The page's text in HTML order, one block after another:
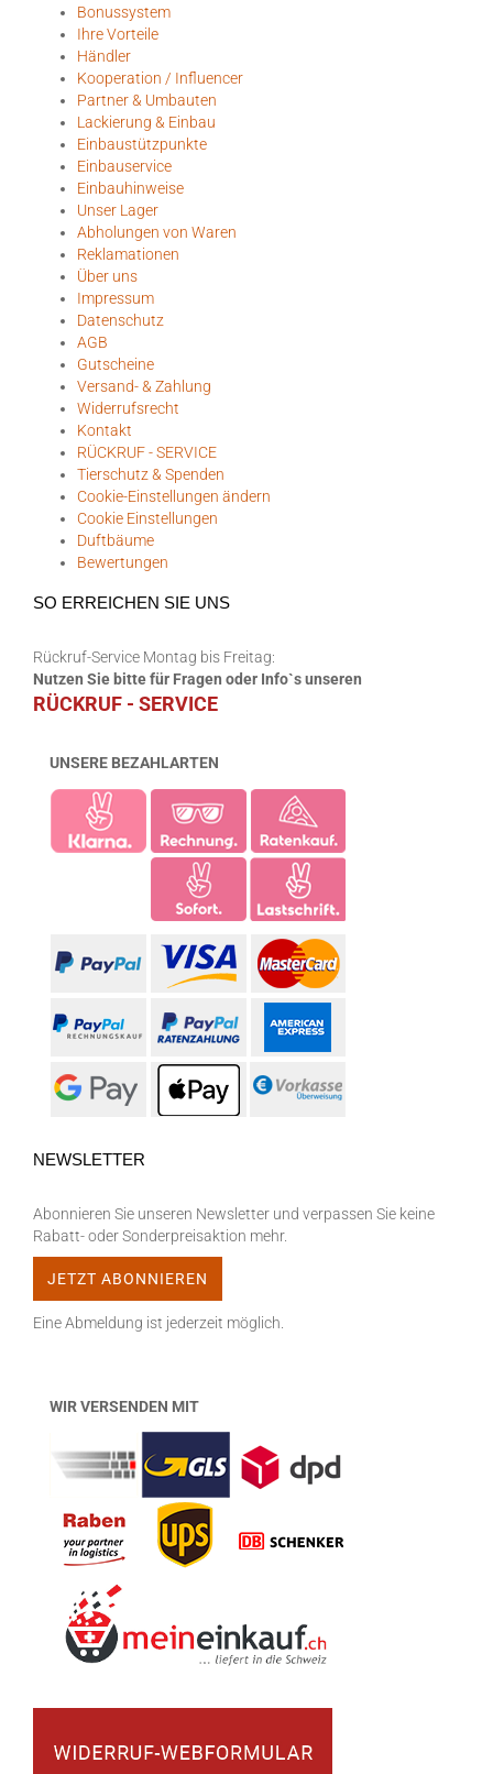
Bonussystem
Ihre Vorteile
Händler
Kooperation / Influencer
Partner & Umbauten
Lackierung & Einbau
Einbaustützpunkte
Einbauservice
Einbauhinweise
Unser Lager
Abholungen von Waren
Reklamationen
Über uns
Impressum
Datenschutz
AGB
Gutscheine
Versand- & Zahlung
Widerrufsrecht
Kontakt
RÜCKRUF - SERVICE
Tierschutz & Spenden
Cookie-Einstellungen ändern
Cookie Einstellungen
Duftbäume
Bewertungen
SO ERREICHEN SIE UNS
Rückruf-Service Montag bis Freitag:
Nutzen Sie bitte für Fragen oder Info`s unseren
RÜCKRUF - SERVICE
UNSERE BEZAHLARTEN
NEWSLETTER
Abonnieren Sie unseren Newsletter und verpassen Sie keine
Rabatt- oder Sonderpreisaktion mehr.
Eine Abmeldung ist jederzeit möglich.
WIR VERSENDEN MIT